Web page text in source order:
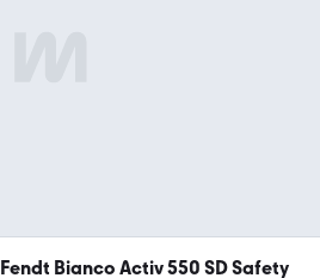
Fendt Bianco Activ 550 SD Safety